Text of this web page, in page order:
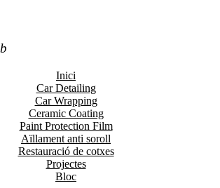
Inici
Car Detailing
Car Wrapping
Ceramic Coating
Paint Protection Film
Aïllament anti soroll
Restauració de cotxes
Projectes
Bloc